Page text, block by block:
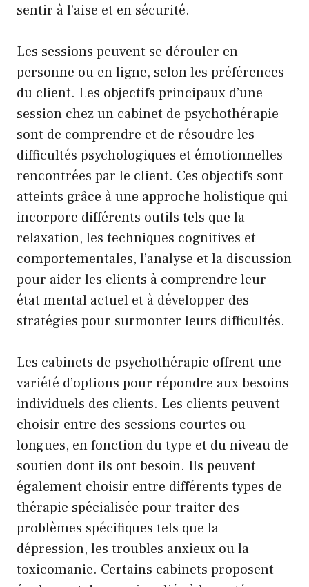
sentir à l’aise et en sécurité.
Les sessions peuvent se dérouler en
personne ou en ligne, selon les préférences
du client. Les objectifs principaux d’une
session chez un cabinet de psychothérapie
sont de comprendre et de résoudre les
difficultés psychologiques et émotionnelles
rencontrées par le client. Ces objectifs sont
atteints grâce à une approche holistique qui
incorpore différents outils tels que la
relaxation, les techniques cognitives et
comportementales, l’analyse et la discussion
pour aider les clients à comprendre leur
état mental actuel et à développer des
stratégies pour surmonter leurs difficultés.
Les cabinets de psychothérapie offrent une
variété d’options pour répondre aux besoins
individuels des clients. Les clients peuvent
choisir entre des sessions courtes ou
longues, en fonction du type et du niveau de
soutien dont ils ont besoin. Ils peuvent
également choisir entre différents types de
thérapie spécialisée pour traiter des
problèmes spécifiques tels que la
dépression, les troubles anxieux ou la
toxicomanie. Certains cabinets proposent